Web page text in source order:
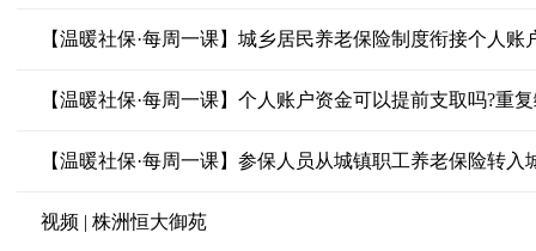
视频 | 株洲恒大御苑